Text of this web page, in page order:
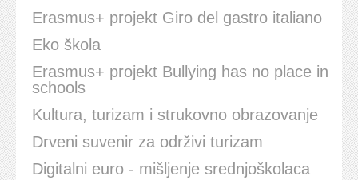
Erasmus+ projekt Giro del gastro italiano
Eko škola
Erasmus+ projekt Bullying has no place in
schools
Kultura, turizam i strukovno obrazovanje
Drveni suvenir za održivi turizam
Digitalni euro - mišljenje srednjoškolaca